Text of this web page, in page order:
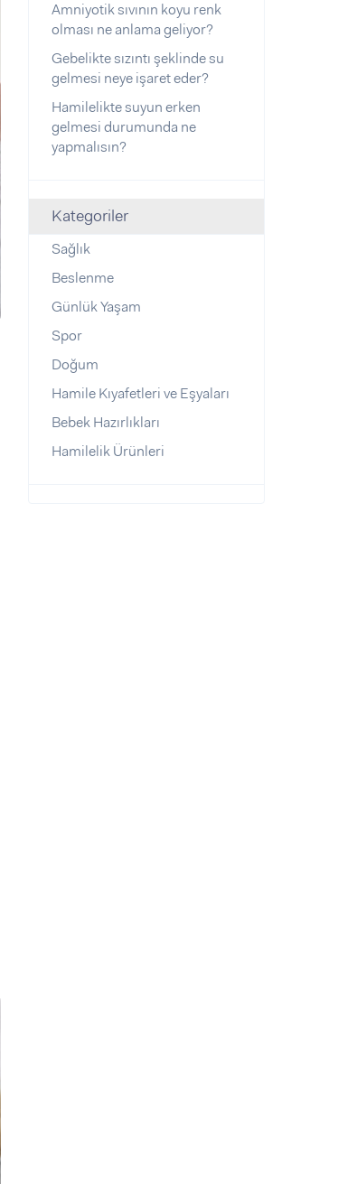
Amniyotik sıvının koyu renk
olması ne anlama geliyor?
Gebelikte sızıntı şeklinde su
gelmesi neye işaret eder?
Hamilelikte suyun erken
gelmesi durumunda ne
yapmalısın?
Kategoriler
Sağlık
Beslenme
Günlük Yaşam
Spor
Doğum
Hamile Kıyafetleri ve Eşyaları
Bebek Hazırlıkları
Hamilelik Ürünleri